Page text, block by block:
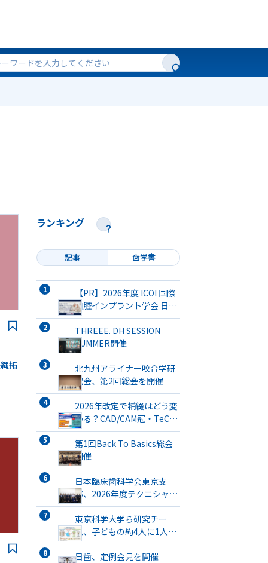
拓
ランキング
記事 歯学書
【PR】2026年度 ICOI 国際
口腔インプラント学会 日本
支部総会・学術大会開催
THREEE. DH SESSION
SUMMER開催
北九州アライナー咬合学研
究会、第2回総会を開催
2026年改定で補綴はどう変
わる？CAD/CAM冠・TeC・
義管／歯リハ1・チタンブリ
ッジ・3次元プリント有床義
歯まで詳解
第1回Back To Basics総会
開催
日本臨床歯科学会東京支
部、2026年度テクニシャン
ミーティングを開催
東京科学大学ら研究チー
ム、子どもの約4人に1人が
口腔機能発達不全症に該当
すると発表
日歯、定例会見を開催